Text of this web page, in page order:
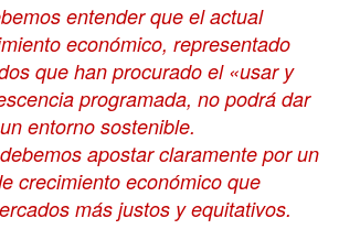
entender que el actual
económico, representado
que han procurado el «usar y
programada, no podrá dar
entorno sostenible.
apostar claramente por un
crecimiento económico que
más justos y equitativos.